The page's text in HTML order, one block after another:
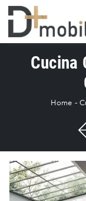
Cucina
Home -